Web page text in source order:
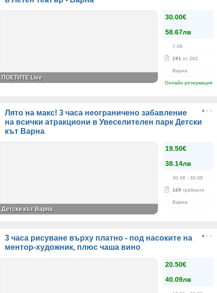
30.00€
58.67лв
7.09
191 от 262
Варна
Онлайн резервация
ПОЕТИТЕ Live
Лято на макс! 3 часа неограничено забавление
на всички атракциони в Увеселителен парк Детски
кът Варна
19.50€
38.14лв
30.06 - 30.08
169 грабнати
Варна
Детски кът Варна
3 часа рисуване върху платно - под насоките на
ментор-художник, плюс чаша вино
20.50€
40.09лв